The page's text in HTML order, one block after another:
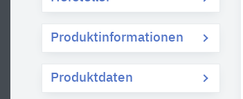
Produktinformationen
Produktdaten